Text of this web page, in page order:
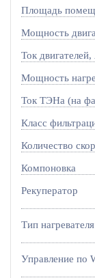
Площадь
Мощность
Ток
Мощность
Ток ТЭНа (на
Класс
Количество
Компоновка
Рекуператор
Тип нагревателя
Управление по